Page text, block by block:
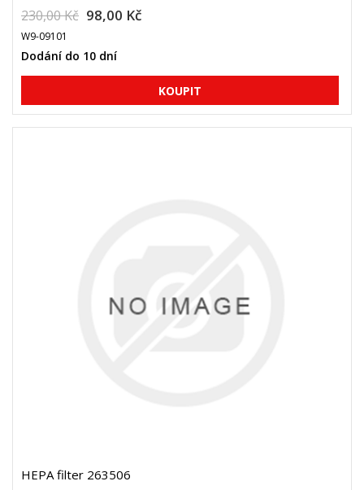
230,00 Kč 98,00 Kč
W9-09101
Dodání do 10 dní
HEPA filter 263506